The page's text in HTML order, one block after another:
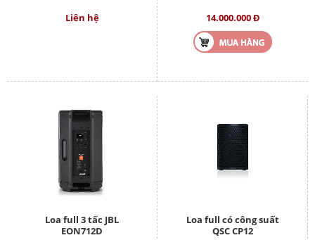
Liên hệ
14.000.000 Đ
Loa full 3 tấc JBL
EON712D
Loa full có công suất
QSC CP12